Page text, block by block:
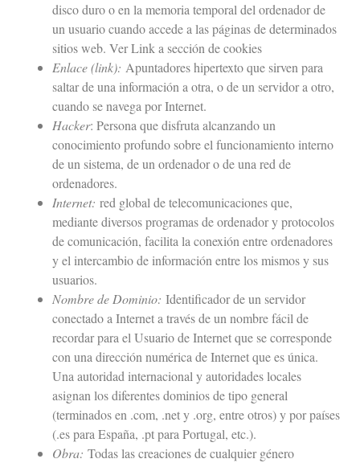
disco duro o en la memoria temporal del ordenador de
un usuario cuando accede a las páginas de determinados
sitios web. Ver Link a sección de cookies
Enlace (link): Apuntadores hipertexto que sirven para
saltar de una información a otra, o de un servidor a otro,
cuando se navega por Internet.
Hacker: Persona que disfruta alcanzando un
conocimiento profundo sobre el funcionamiento interno
de un sistema, de un ordenador o de una red de
ordenadores.
Internet: red global de telecomunicaciones que,
mediante diversos programas de ordenador y protocolos
de comunicación, facilita la conexión entre ordenadores
y el intercambio de información entre los mismos y sus
usuarios.
Nombre de Dominio: Identificador de un servidor
conectado a Internet a través de un nombre fácil de
recordar para el Usuario de Internet que se corresponde
con una dirección numérica de Internet que es única.
Una autoridad internacional y autoridades locales
asignan los diferentes dominios de tipo general
(terminados en .com, .net y .org, entre otros) y por países
(.es para España, .pt para Portugal, etc.).
Obra: Todas las creaciones de cualquier género